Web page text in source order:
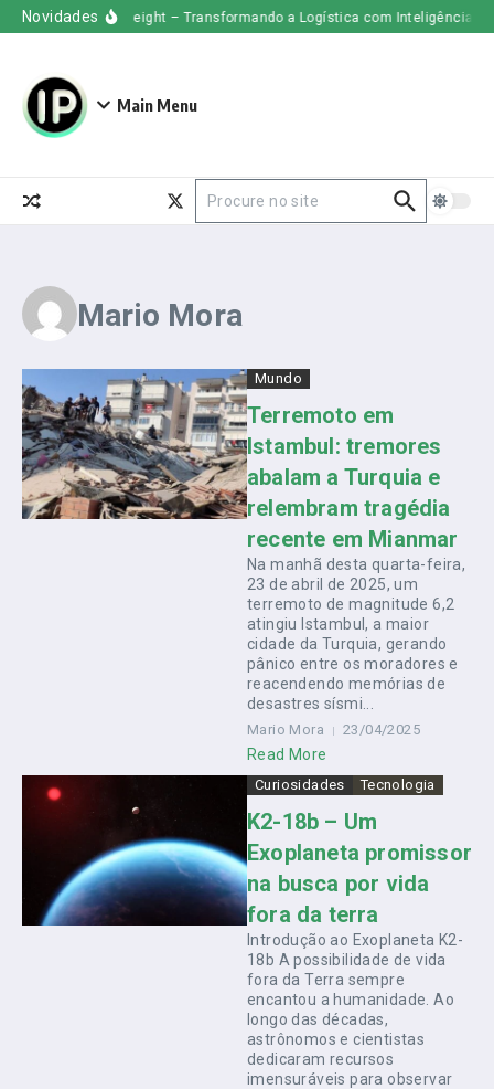
Ir para o conteúdo
NovidadesUber Freight – Transformando a Logística com Inteligência
Main Menu
Mario Mora
Mundo
Terremoto em
Istambul: tremores
abalam a Turquia e
relembram tragédia
recente em Mianmar
Na manhã desta quarta-feira,
23 de abril de 2025, um
terremoto de magnitude 6,2
atingiu Istambul, a maior
cidade da Turquia, gerando
pânico entre os moradores e
reacendendo memórias de
desastres sísmi...
Mario Mora 23/04/2025
Read More
Curiosidades Tecnologia
K2-18b – Um
Exoplaneta promissor
na busca por vida
fora da terra
Introdução ao Exoplaneta K2-
18b A possibilidade de vida
fora da Terra sempre
encantou a humanidade. Ao
longo das décadas,
astrônomos e cientistas
dedicaram recursos
imensuráveis para observar